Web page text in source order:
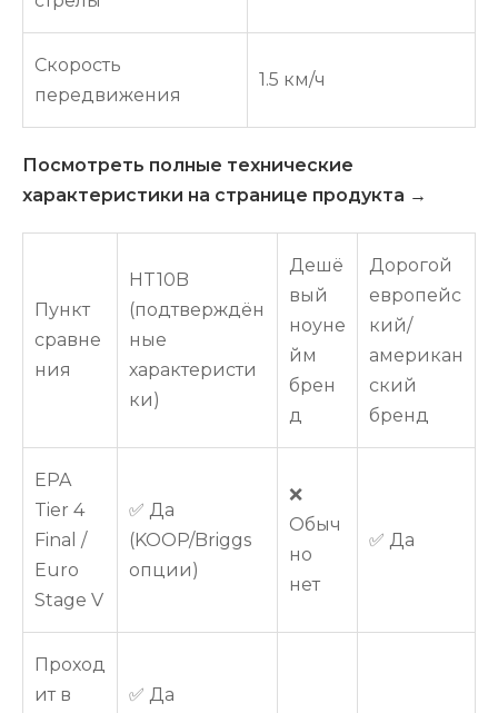
Скорость
передвижения
1.5 км/ч
Посмотреть полные технические
характеристики на странице продукта →
Пункт
сравне
ния
HT10B
(подтверждён
ные
характеристи
ки)
Дешё
вый
ноуне
йм
брен
д
Дорогой
европейс
кий/
американ
ский
бренд
EPA
Tier 4
Final /
Euro
Stage V
✅ Да
(KOOP/Briggs
опции)
❌
Обыч
но
нет
✅ Да
Проход
ит в
✅ Да